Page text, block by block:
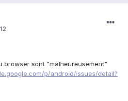
browser sont "malheureusement"
p/android/issues/detail?